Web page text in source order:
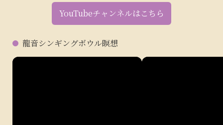
YouTubeチャンネルはこちら
龍音シンギングボウル瞑想